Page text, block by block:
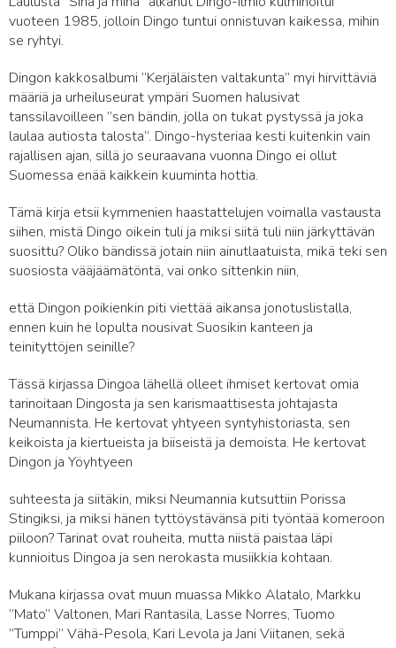
vuoteen 1985, jolloin Dingo tuntui onnistuvan kaikessa, mihin
se ryhtyi.
Dingon kakkosalbumi ”Kerjäläisten valtakunta” myi hirvittäviä
määriä ja urheiluseurat ympäri Suomen halusivat
tanssilavoilleen ”sen bändin, jolla on tukat pystyssä ja joka
laulaa autiosta talosta”. Dingo-hysteriaa kesti kuitenkin vain
rajallisen ajan, sillä jo seuraavana vuonna Dingo ei ollut
Suomessa enää kaikkein kuuminta hottia.
Tämä kirja etsii kymmenien haastattelujen voimalla vastausta
siihen, mistä Dingo oikein tuli ja miksi siitä tuli niin järkyttävän
suosittu? Oliko bändissä jotain niin ainutlaatuista, mikä teki sen
suosiosta vääjäämätöntä, vai onko sittenkin niin,
että Dingon poikienkin piti viettää aikansa jonotuslistalla,
ennen kuin he lopulta nousivat Suosikin kanteen ja
teinityttöjen seinille?
Tässä kirjassa Dingoa lähellä olleet ihmiset kertovat omia
tarinoitaan Dingosta ja sen karismaattisesta johtajasta
Neumannista. He kertovat yhtyeen syntyhistoriasta, sen
keikoista ja kiertueista ja biiseistä ja demoista. He kertovat
Dingon ja Yöyhtyeen
suhteesta ja siitäkin, miksi Neumannia kutsuttiin Porissa
Stingiksi, ja miksi hänen tyttöystävänsä piti työntää komeroon
piiloon? Tarinat ovat rouheita, mutta niistä paistaa läpi
kunnioitus Dingoa ja sen nerokasta musiikkia kohtaan.
Mukana kirjassa ovat muun muassa Mikko Alatalo, Markku
”Mato” Valtonen, Mari Rantasila, Lasse Norres, Tuomo
”Tumppi” Vähä-Pesola, Kari Levola ja Jani Viitanen, sekä